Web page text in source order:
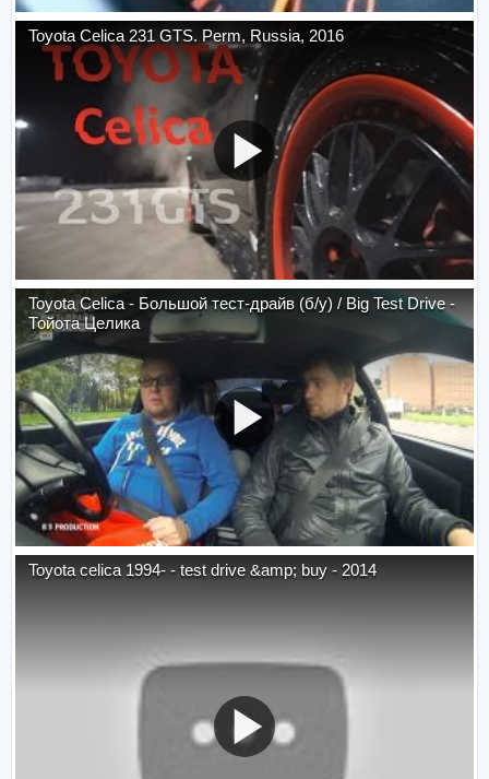
Toyota Celica 231 GTS. Perm, Russia, 2016
Toyota Celica - Большой тест-драйв (б/у) / Big Test Drive -
Тойота Целика
Toyota celica 1994- - test drive &amp; buy - 2014